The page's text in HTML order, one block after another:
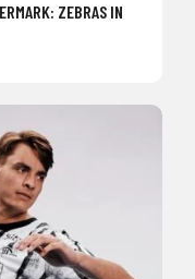
ZEBRAS IN